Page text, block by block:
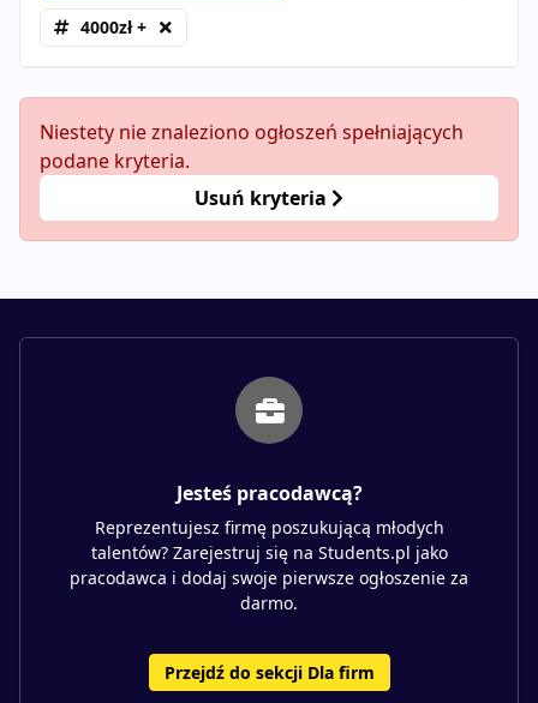
4000zł +
Niestety nie znaleziono ogłoszeń spełniających
podane kryteria.
Usuń kryteria
Jesteś pracodawcą?
Reprezentujesz firmę poszukującą młodych
talentów? Zarejestruj się na Students.pl jako
pracodawca i dodaj swoje pierwsze ogłoszenie za
darmo.
Przejdź do sekcji Dla firm